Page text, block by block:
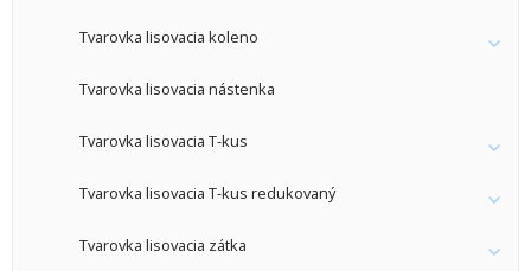
Tvarovka lisovacia koleno
Tvarovka lisovacia nástenka
Tvarovka lisovacia T-kus
Tvarovka lisovacia T-kus redukovaný
Tvarovka lisovacia zátka